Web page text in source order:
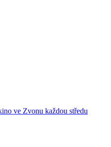
ve Zvonu každou středu